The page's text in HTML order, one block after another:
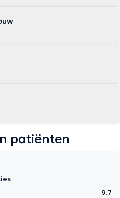
patiënten
9.7